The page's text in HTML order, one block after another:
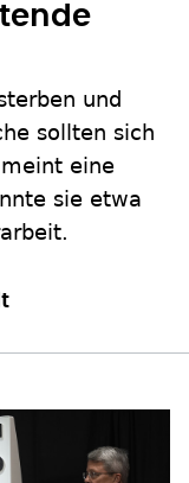
und
sollten sich
eine
sie etwa